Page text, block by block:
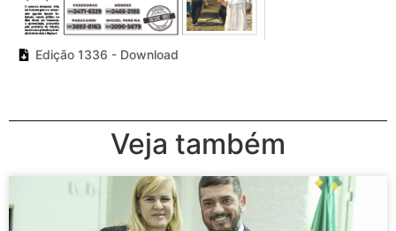
Edição 1336 - Download
Veja também